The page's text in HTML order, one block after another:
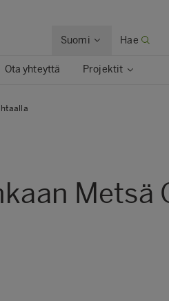
Suomi Hae
Ota yhteyttä Projektit
Metsä